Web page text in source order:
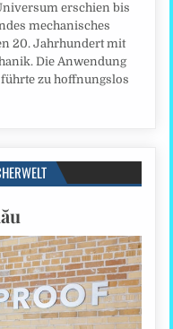
erschien bis
mechanisches
20. Jahrhundert mit
Die Anwendung
zu hoffnungslos